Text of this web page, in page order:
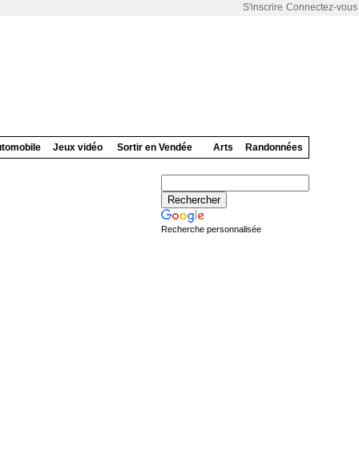
Connectez-vous
S'inscrire
Jeux vidéo Sortir en Vendée Arts Randonnées
Recherche personnalisée